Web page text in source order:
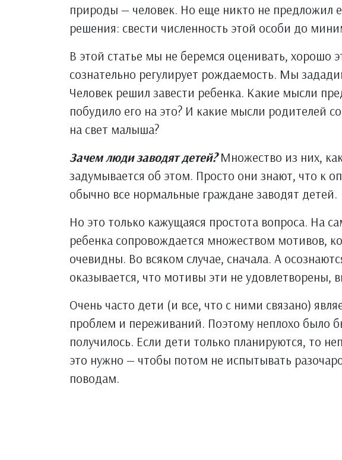
природы — человек. Но еще никто не предложил
решения: свести численность этой особи до
В этой статье мы не беремся оценивать, хорошо
сознательно регулирует рождаемость. Мы
Человек решил завести ребенка. Какие мысли
побудило его на это? И какие мысли родителей
на свет малыша?
Зачем люди заводят детей?Множество из них,
задумывается об этом. Просто они знают, что к
обычно все нормальные граждане заводят детей.
Но это только кажущаяся простота вопроса. На
ребенка сопровождается множеством мотивов,
очевидны. Во всяком случае, сначала. А
оказывается, что мотивы эти не удовлетворены,
Очень часто дети (и все, что с ними связано)
проблем и переживаний. Поэтому неплохо было
получилось. Если дети только планируются, то
это нужно — чтобы потом не испытывать
поводам.